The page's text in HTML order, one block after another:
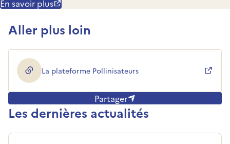
En savoir plus
Aller plus loin
La plateforme Pollinisateurs
(ouverture dans une nouvelle fenêtre)
Partager
Les dernières actualités